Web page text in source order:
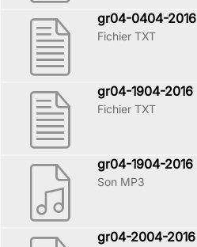
gr04-0404-2016
Fichier TXT
gr04-1904-2016
Fichier TXT
gr04-1904-2016
Son MP3
gr04-2004-2016